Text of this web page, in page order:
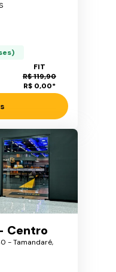
FIT
R$ 119,90
R$ 0,00*
Centro
- Tamandaré,